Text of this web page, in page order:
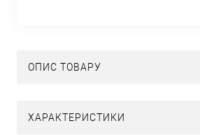
ОПИС ТОВАРУ
ХАРАКТЕРИСТИКИ